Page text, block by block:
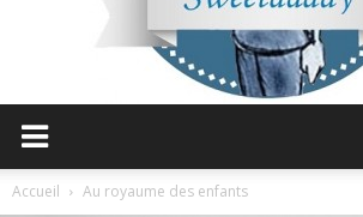
Accueil Au royaume des enfants